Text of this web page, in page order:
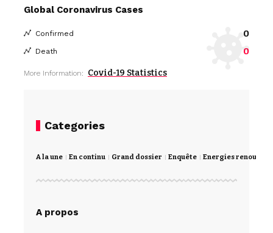
Global Coronavirus Cases
Confirmed 0
Death 0
More Information: Covid-19 Statistics
Categories
A la une En continu Grand dossier Enquête Energies
A propos